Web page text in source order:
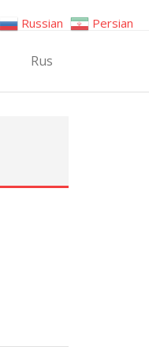
Rus
Russian Persian